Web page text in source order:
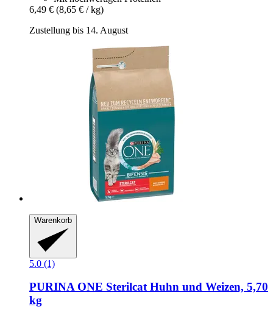
6,49 € (8,65 € / kg)
Zustellung bis 14. August
Warenkorb
5.0 (1)
PURINA ONE Sterilcat Huhn und Weizen, 5,70
kg